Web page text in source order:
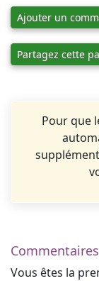
Ajouter un
Partagez cette
Pour que
Commentaires
Vous êtes la